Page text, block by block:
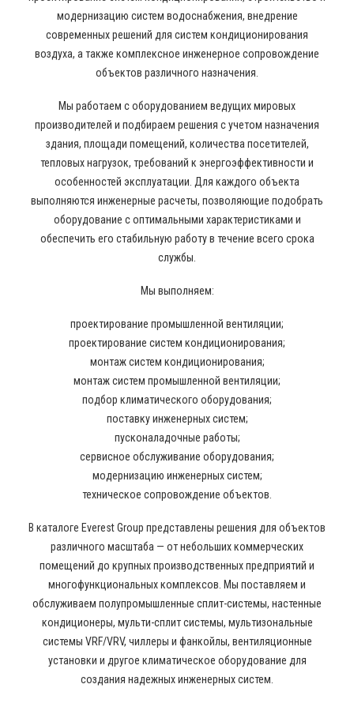
модернизацию систем водоснабжения, внедрение
современных решений для систем кондиционирования
воздуха, а также комплексное инженерное сопровождение
объектов различного назначения.
Мы работаем с оборудованием ведущих мировых
производителей и подбираем решения с учетом назначения
здания, площади помещений, количества посетителей,
тепловых нагрузок, требований к энергоэффективности и
особенностей эксплуатации. Для каждого объекта
выполняются инженерные расчеты, позволяющие подобрать
оборудование с оптимальными характеристиками и
обеспечить его стабильную работу в течение всего срока
службы.
Мы выполняем:
проектирование промышленной вентиляции;
проектирование систем кондиционирования;
монтаж систем кондиционирования;
монтаж систем промышленной вентиляции;
подбор климатического оборудования;
поставку инженерных систем;
пусконаладочные работы;
сервисное обслуживание оборудования;
модернизацию инженерных систем;
техническое сопровождение объектов.
В каталоге Everest Group представлены решения для объектов
различного масштаба — от небольших коммерческих
помещений до крупных производственных предприятий и
многофункциональных комплексов. Мы поставляем и
обслуживаем полупромышленные сплит-системы, настенные
кондиционеры, мульти-сплит системы, мультизональные
системы VRF/VRV, чиллеры и фанкойлы, вентиляционные
установки и другое климатическое оборудование для
создания надежных инженерных систем.